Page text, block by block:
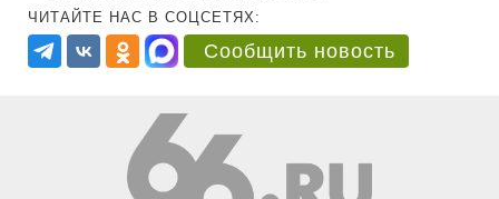
ЧИТАЙТЕ НАС В СОЦСЕТЯХ:
Сообщить новость